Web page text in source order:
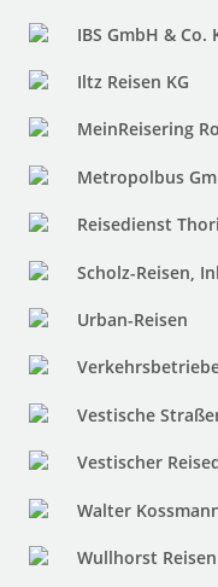
IBS GmbH & Co.
Iltz Reisen KG
MeinReisering
Metropolbus
Reisedienst
Scholz-Reisen,
Urban-Reisen
Vestische
Vestischer
Walter
Wullhorst Reisen